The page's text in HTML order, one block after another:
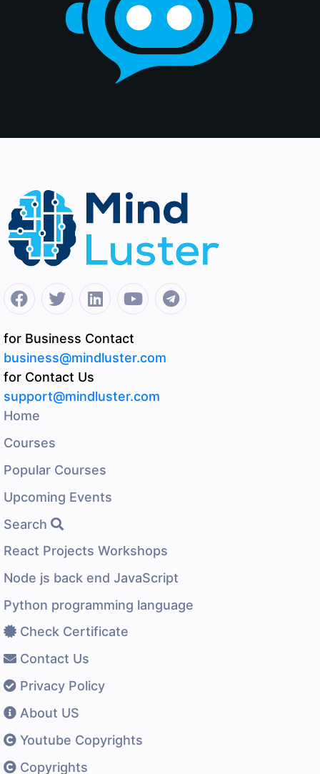
for Business Contact
business@mindluster.com
for Contact Us
support@mindluster.com
Home
Courses
Popular Courses
Upcoming Events
Search
React Projects Workshops
Node js back end JavaScript
Python programming language
Check Certificate
Contact Us
Privacy Policy
About US
Youtube Copyrights
Copyrights